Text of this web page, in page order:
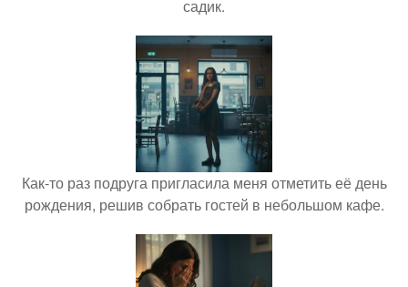
садик.
Как-то раз подруга пригласила меня отметить её день
рождения, решив собрать гостей в небольшом кафе.